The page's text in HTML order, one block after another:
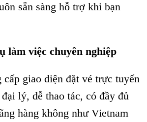
sẵn sàng hỗ trợ khi bạn
làm việc chuyên nghiệp
cấp giao diện đặt vé trực tuyến
lý, dễ thao tác, có đầy đủ
hàng không như Vietnam